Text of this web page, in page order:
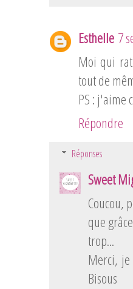
Esthelle 7
Moi qui
tout de
PS : j'aime
Répondre
Réponses
Sweet
Coucou,
que
trop...
Merci,
Bisous